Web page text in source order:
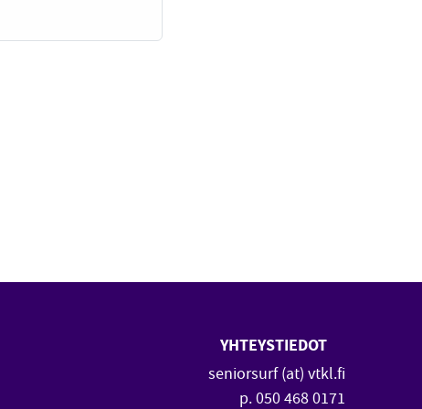
YHTEYSTIEDOT
seniorsurf (at) vtkl.fi
p. 050 468 0171